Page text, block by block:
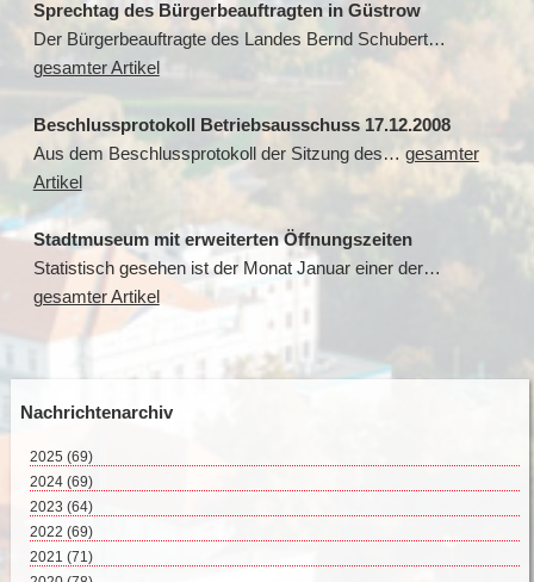
Sprechtag des Bürgerbeauftragten in Güstrow
Der Bürgerbeauftragte des Landes Bernd Schubert…
gesamter Artikel
Beschlussprotokoll Betriebsausschuss 17.12.2008
Aus dem Beschlussprotokoll der Sitzung des… gesamter
Artikel
Stadtmuseum mit erweiterten Öffnungszeiten
Statistisch gesehen ist der Monat Januar einer der…
gesamter Artikel
Nachrichtenarchiv
2025 (69)
August 2025 (2)
Juli 2025 (9)
Juni 2025 (8)
Mai 2025 (17)
April 2025 (15)
2024 (69)
Dezember 2024 (2)
November 2024 (11)
Oktober 2024 (7)
September 2024 (4)
2023 (64)
Dezember 2023 (2)
November 2023 (8)
Oktober 2023 (4)
2022 (69)
Dezember 2022 (8)
November 2022 (4)
2021 (71)